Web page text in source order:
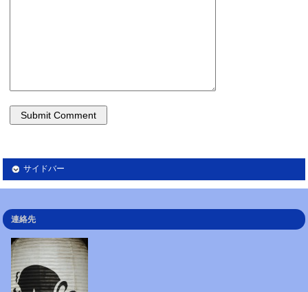
サイドバー
連絡先